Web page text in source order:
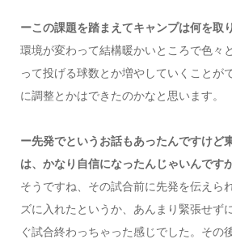
ーこの課題を踏まえてキャンプは何を取
環境が変わって結構暖かいところで色々
って投げる球数とか増やしていくことが
に調整とかはできたのかなと思います。
ー先発でというお話もあったんですけど
は、かなり自信になったんじゃいんです
そうですね、その試合前に先発を伝えら
ズに入れたというか、あんまり緊張せず
ぐ試合終わっちゃった感じでした。その